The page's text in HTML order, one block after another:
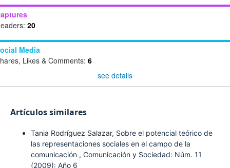
20
Media
Likes & Comments: 6
see details
Artículos similares
Tania Rodríguez Salazar, Sobre el potencial teórico de
las representaciones sociales en el campo de la
comunicación , Comunicación y Sociedad: Núm. 11
(2009): Año 6